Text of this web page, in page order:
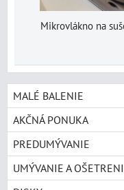
Mikrovlákno na
MALÉ BALENIE
AKČNÁ PONUKA
PREDUMÝVANIE
UMÝVANIE A